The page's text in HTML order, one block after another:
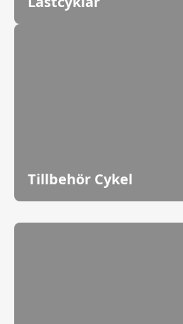
Tillbehör Cykel